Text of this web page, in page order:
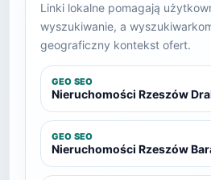
Linki lokalne pomagają
wyszukiwanie, a
geograficzny kontekst ofert.
GEO SEO
Nieruchomości Rzeszów
GEO SEO
Nieruchomości Rzeszów